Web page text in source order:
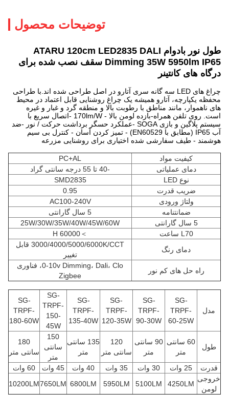
توضیحات محصول
طول نور بادوام ATARU 120cm LED2835 DALI
Dimming 35W 5950lm IP65 سقف نصب شده برای
های کانتینر
چراغ های LED سه گانه سری آتارو در اصل طراحی شده اند.با طراحی
یکپارچه، آتارو همیشه یک چراغ روشنایی قابل اعتماد در محیط
ناهموار، مانند مناطق با رطوبت بالا و منطقه گرد و غبار و غیره
است. روی تلفن همراه-بازده لومن بالا - 170lm/W -اتصال سریع با
سیستم پلاگین و بازی SOGA -عملکرد حسگر برداشت حرکت / نور -ضد
آب IP65 (مطابق با EN60529) - تمیز کردن آسان - کنترل بی سیم
- طیف سفارشی شده اختیاری برای روشنایی مزرعه
کیفیت مواد
PC+AL
دمای عملیاتی
SMD2835
ضریب قدرت
ولتاژ ورودی
AC100-240V
ضمانتنامه
25W/30W/35W/40W/45W/60W
دمای رنگ
3000/4000/5000/6000K/CCT قابل
راه حل های کم نور
0-10v Dimming، Dali، Clo، فناوری
Zigbee
TRPF-
60-25W
TRPF-
90-30W
TRPF-
120-35W
TRPF-
135-40W
TRPF-
150-
45W
TRPF-
180-60W
60 سانتی
90 سانتی
120
سانتی متر
135 سانتی
سانتی
سانتی متر
25 وات 30 وات 35 وات 40 وات 45 وات
60 وات
4250LM
5100LM
5950LM
6800LM
7650LM
10200LM